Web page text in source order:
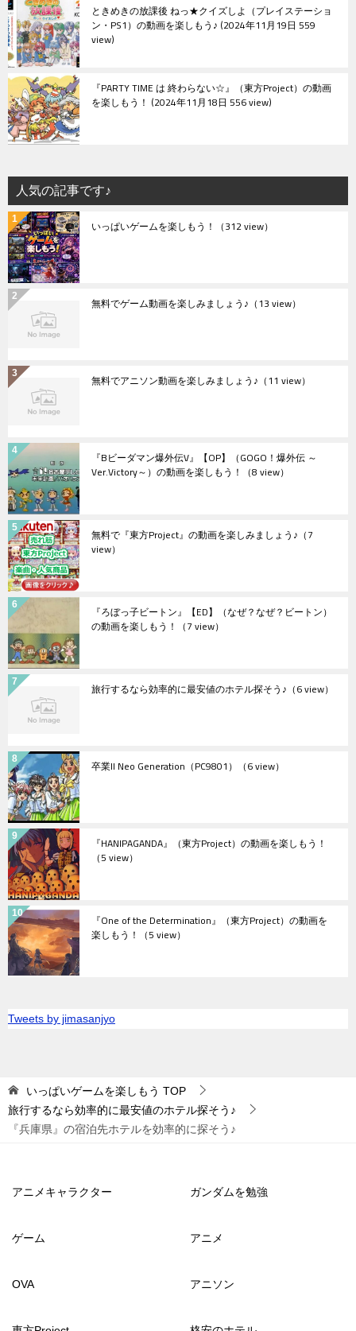
ときめきの放課後 ねっ★クイズしよ（プレイステーショ
ン・PS1）の動画を楽しもう♪ 2024年11月19日 559
view
『PARTY TIME は 終わらない☆』（東方Project）の動画
を楽しもう！ 2024年11月18日 556 view
人気の記事です♪
いっぱいゲームを楽しもう！ （312 view）
無料でゲーム動画を楽しみましょう♪ （13 view）
無料でアニソン動画を楽しみましょう♪ （11 view）
『Bビーダマン爆外伝V』【OP】（GOGO！爆外伝 ～
Ver.Victory～）の動画を楽しもう！ （8 view）
無料で『東方Project』の動画を楽しみましょう♪ （7
view）
『ろぼっ子ビートン』【ED】（なぜ？なぜ？ビートン）
の動画を楽しもう！ （7 view）
旅行するなら効率的に最安値のホテル探そう♪ （6 view）
卒業II Neo Generation（PC9801） （6 view）
『HANIPAGANDA』（東方Project）の動画を楽しもう！
（5 view）
『One of the Determination』（東方Project）の動画を
楽しもう！ （5 view）
Tweets by jimasanjyo
いっぱいゲームを楽しもう TOP
旅行するなら効率的に最安値のホテル探そう♪
『兵庫県』の宿泊先ホテルを効率的に探そう♪
アニメキャラクター ガンダムを勉強
ゲーム アニメ
OVA アニソン